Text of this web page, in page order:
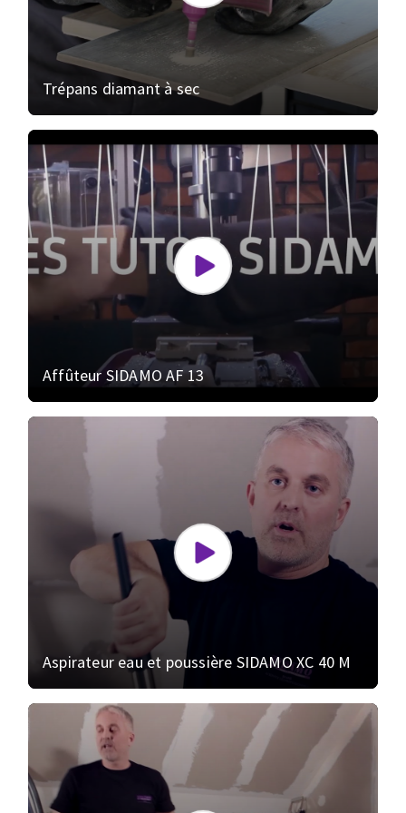
Trépans diamant à sec
Affûteur SIDAMO AF 13
Aspirateur eau et poussière SIDAMO XC 40 M